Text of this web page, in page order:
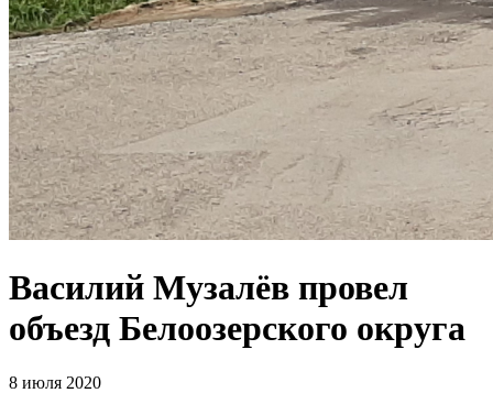
Василий Музалёв провел
объезд Белоозерского округа
8 июля 2020